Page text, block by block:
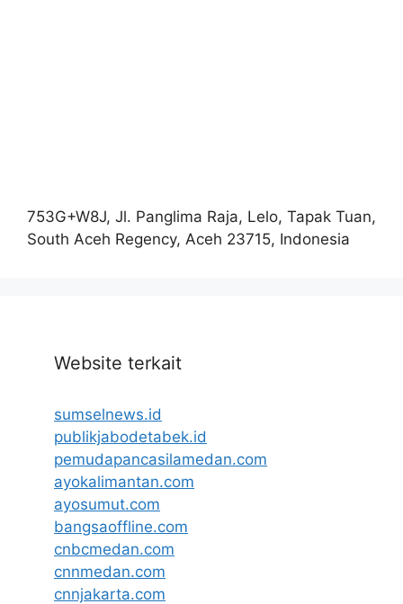
753G+W8J, Jl. Panglima Raja, Lelo, Tapak Tuan,
South Aceh Regency, Aceh 23715, Indonesia
Website terkait
sumselnews.id
publikjabodetabek.id
pemudapancasilamedan.com
ayokalimantan.com
ayosumut.com
bangsaoffline.com
cnbcmedan.com
cnnmedan.com
cnnjakarta.com